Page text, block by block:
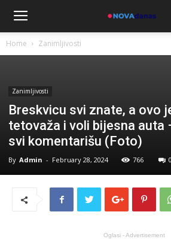
Home Zanimljivosti
Zanimljivosti
Breskvicu svi znate, a ovo
tetovaža i voli bijesna auta
svi komentarišu (Foto)
By Admin - February 28, 2024 766 0
Oglasi - Advertisement